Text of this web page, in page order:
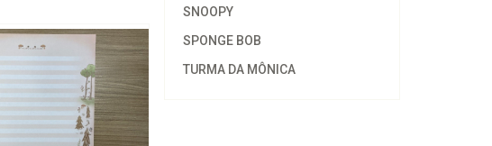
SNOOPY
SPONGE BOB
TURMA DA MÔNICA